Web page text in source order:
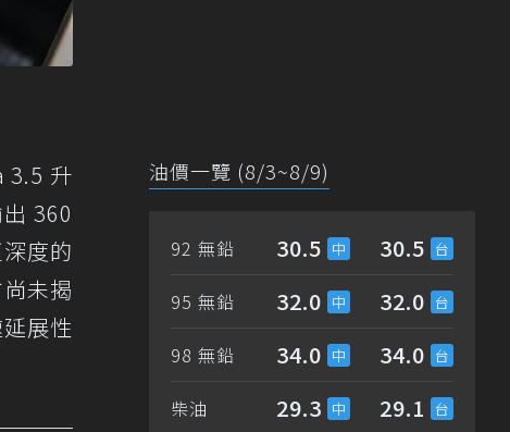
3.5 升
360
度的
未揭
展性
油價一覽 (8/3~8/9)
92 無鉛 30.5 30.5
95 無鉛 32.0 32.0
98 無鉛 34.0 34.0
柴油 29.3 29.1